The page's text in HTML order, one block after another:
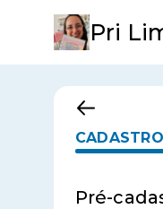
Pri
CADASTRO
Pré-